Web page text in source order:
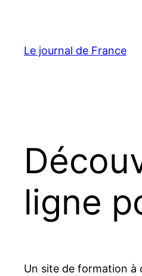
contenu
Le journal de France
ligne
Un site de formation à